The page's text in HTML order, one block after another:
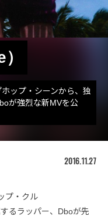
ップ・シーンから、独
が強烈な新MVを公
2016.11.27
プ・クル
るラッパー、Dboが先